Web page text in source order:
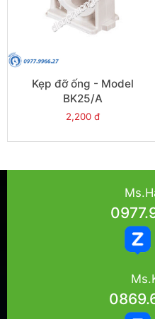
Kẹp đỡ ống - Model
BK25/A
2,200 đ